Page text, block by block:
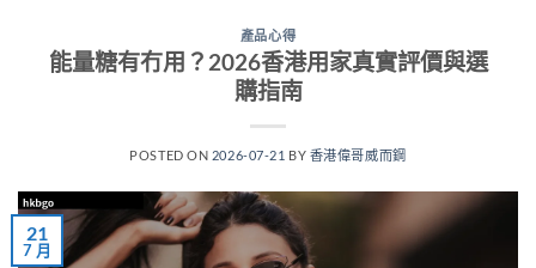
產品心得
能量糖有冇用？2026香港用家真實評價與選
購指南
POSTED ON 2026-07-21 BY 香港偉哥威而鋼
21
7 月